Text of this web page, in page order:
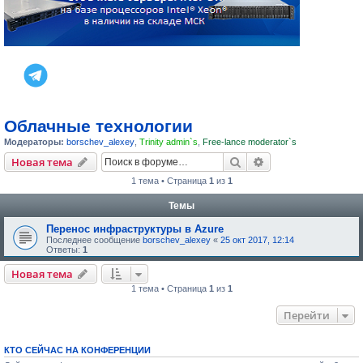
Облачные технологии
Модераторы: borschev_alexey Trinity admin`s Free-lance moderator`s
Новая тема Поиск
1 тема • Страница 1 из 1
Темы
Перенос инфраструктуры в Azure
Последнее сообщение borschev_alexey « 25 окт 2017, 12:14
Ответы: 1
Новая тема
1 тема • Страница 1 из 1
Перейти
КТО СЕЙЧАС НА КОНФЕРЕНЦИИ